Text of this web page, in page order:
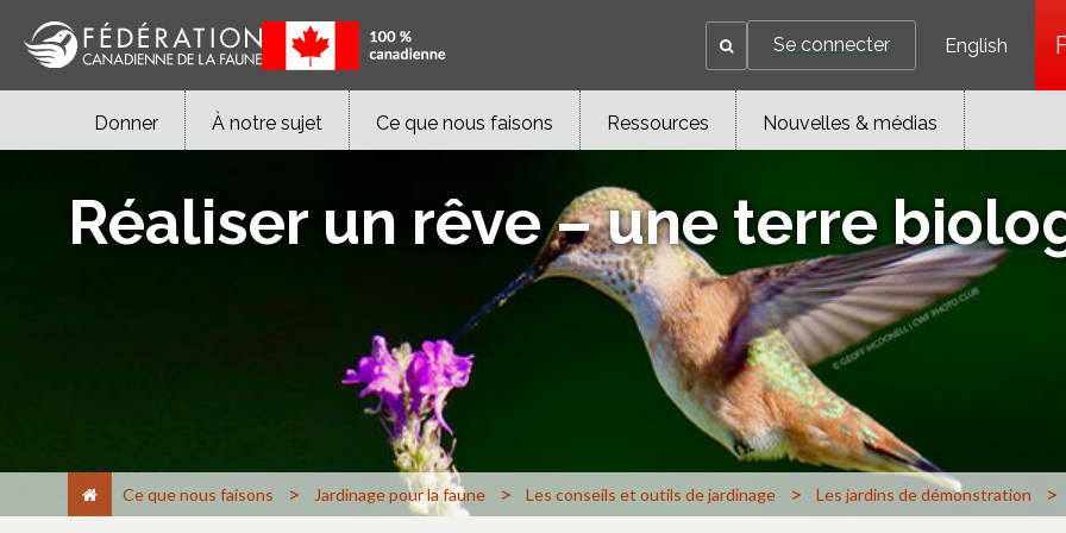
Se connecter English
Donner À notre sujet Ce que nous faisons Ressources Nouvelles & médias
Réaliser un rêve – une terre
Ce que nous faisons > Jardinage pour la faune > Les conseils et outils de jardinage > Les jardins de démonstration >